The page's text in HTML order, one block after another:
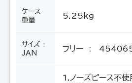
ケース
重量
5.25kg
サイズ :
JAN
フリー :
1.ノーズピース不使